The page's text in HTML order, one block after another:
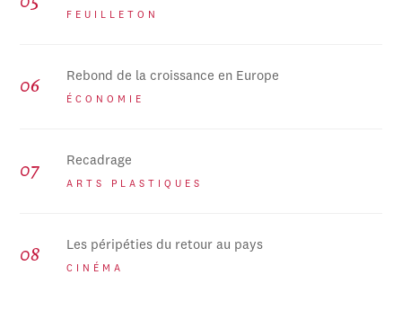
FEUILLETON
Rebond de la croissance en Europe
ÉCONOMIE
Recadrage
ARTS PLASTIQUES
Les péripéties du retour au pays
CINÉMA